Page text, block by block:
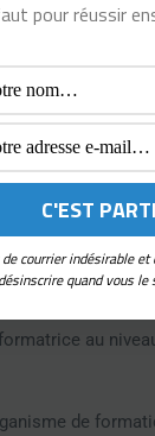
dont il a
par Catherine
au
de
pour réussir
courrier indésirable
désinscrire quand vous le